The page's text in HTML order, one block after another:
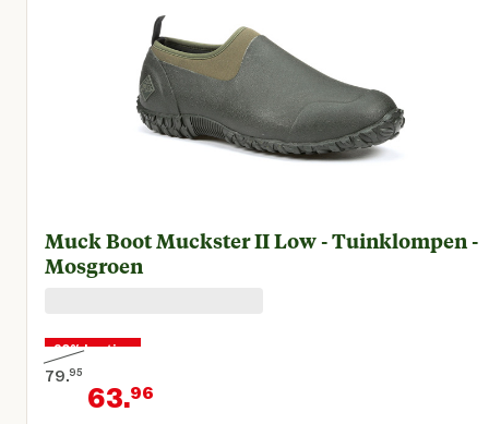
Muck Boot Muckster II Low - Tuinklompen -
Mosgroen
20% korting
79.95
Oorspronkelijke prijs € 79,95
63.96